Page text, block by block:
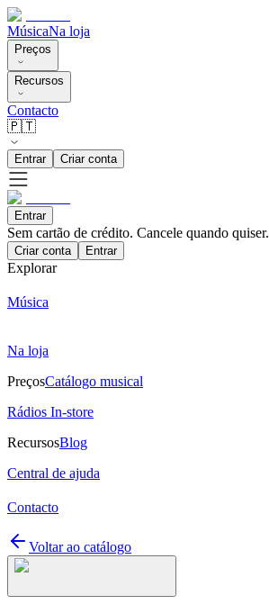
MúsicaNa loja
Preços
Recursos
Contacto
🇵🇹
Entrar Criar conta
Entrar
Sem cartão de crédito. Cancele quando quiser.
Criar conta Entrar
Explorar
Música
Na loja
PreçosCatálogo musical
Rádios In-store
RecursosBlog
Central de ajuda
Contacto
Voltar ao catálogo